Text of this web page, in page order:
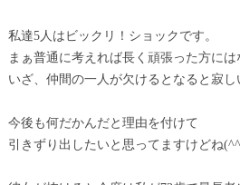
私達5人はビックリ！ショックです。
まぁ普通に考えれば長く頑張った方に
いざ、仲間の一人が欠けるとなると寂し
今後も何だかんだと理由を付けて
引きずり出したいと思ってますけどね